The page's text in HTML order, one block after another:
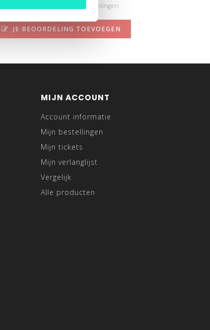
0 sterren op basis van 0 beoordelingen
JE BEOORDELING TOEVOEGEN
MIJN ACCOUNT
Account informatie
Mijn bestellingen
Mijn tickets
Mijn verlanglijst
Vergelijk
Alle producten